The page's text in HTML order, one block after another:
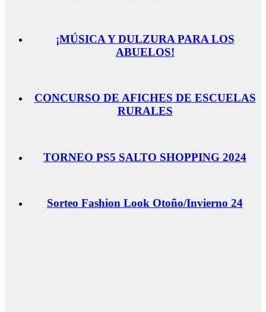
¡MÚSICA Y DULZURA PARA LOS
ABUELOS!
CONCURSO DE AFICHES DE ESCUELAS
RURALES
TORNEO PS5 SALTO SHOPPING 2024
Sorteo Fashion Look Otoño/Invierno 24